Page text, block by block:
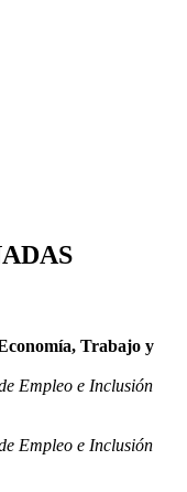
Trabajo y
Empleo e Inclusión
Empleo e Inclusión